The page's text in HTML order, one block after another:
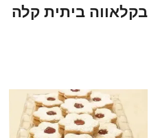
בקלאווה ביתית קלה